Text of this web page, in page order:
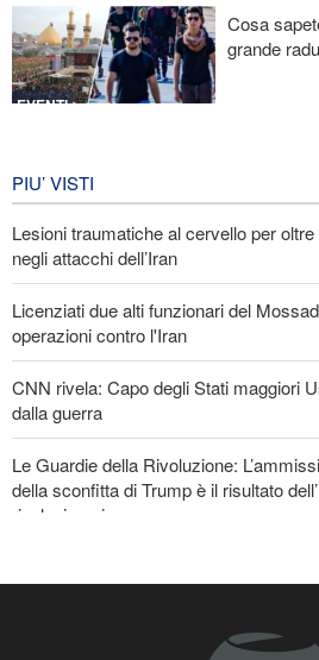
Licenziati due alti funzionari del
operazioni contro l'Iran
EVENTI
Cosa
grande
EVENTI
PIU’ VISTI
Lesioni traumatiche al cervello per
negli attacchi dell’Iran
Licenziati due alti funzionari del
operazioni contro l'Iran
CNN rivela: Capo degli Stati maggiori
dalla guerra
Le Guardie della Rivoluzione:
della sconfitta di Trump è il risultato
rivoluzionari
di Sicurezza non meritano attenzione
La risposta di Ghalibaf a Trump: La